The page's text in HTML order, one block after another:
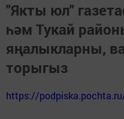
"Якты юл"
һәм Тукай
яңалыкларны,
торыгыз
https://